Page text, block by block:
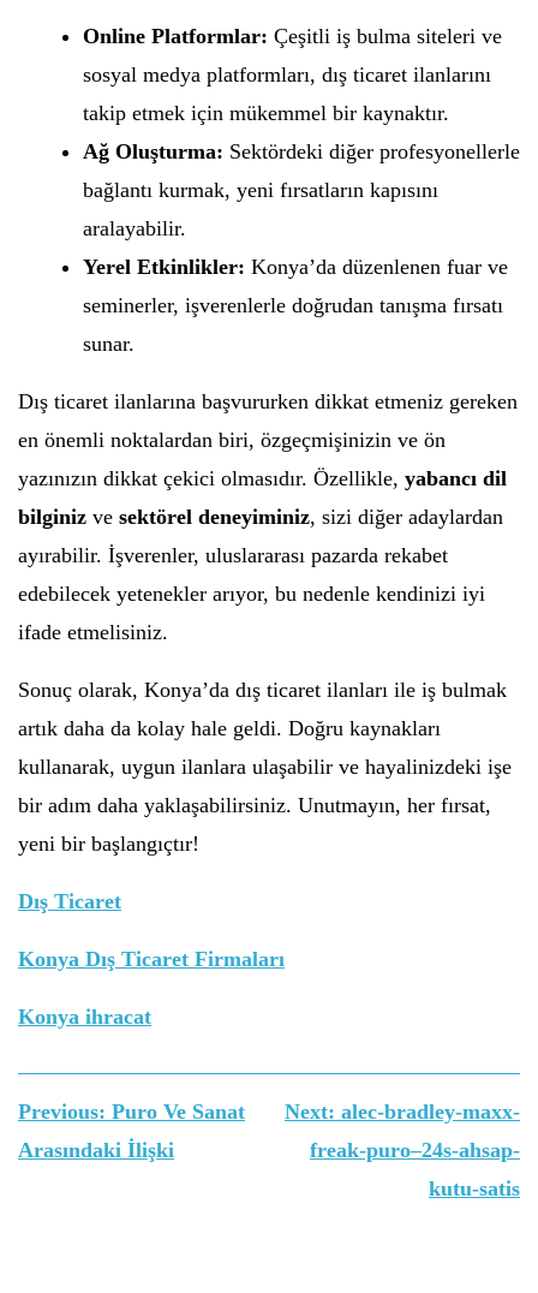
Online Platformlar: Çeşitli iş bulma siteleri ve
sosyal medya platformları, dış ticaret ilanlarını
takip etmek için mükemmel bir kaynaktır.
Ağ Oluşturma: Sektördeki diğer profesyonellerle
bağlantı kurmak, yeni fırsatların kapısını
aralayabilir.
Yerel Etkinlikler: Konya’da düzenlenen fuar ve
seminerler, işverenlerle doğrudan tanışma fırsatı
sunar.
Dış ticaret ilanlarına başvururken dikkat etmeniz gereken
en önemli noktalardan biri, özgeçmişinizin ve ön
yazınızın dikkat çekici olmasıdır. Özellikle, yabancı dil
bilginiz ve sektörel deneyiminiz, sizi diğer adaylardan
ayırabilir. İşverenler, uluslararası pazarda rekabet
edebilecek yetenekler arıyor, bu nedenle kendinizi iyi
ifade etmelisiniz.
Sonuç olarak, Konya’da dış ticaret ilanları ile iş bulmak
artık daha da kolay hale geldi. Doğru kaynakları
kullanarak, uygun ilanlara ulaşabilir ve hayalinizdeki işe
bir adım daha yaklaşabilirsiniz. Unutmayın, her fırsat,
yeni bir başlangıçtır!
Dış Ticaret
Konya Dış Ticaret Firmaları
Konya ihracat
Yazı
gezinmesi
Previous: Puro Ve Sanat
Arasındaki İlişki
Next: alec-bradley-maxx-
freak-puro–24s-ahsap-
kutu-satis